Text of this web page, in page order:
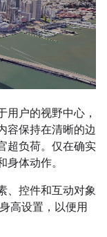
用户的视野中心，
容保持在清晰的边
超负荷。仅在确实
体动作。
、控件和互动对象
高设置，以便用